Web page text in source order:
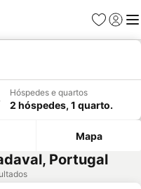
Favoritos
Iniciar
Hóspedes e quartos
2 hóspedes, 1 quarto.
Mapa
Portugal